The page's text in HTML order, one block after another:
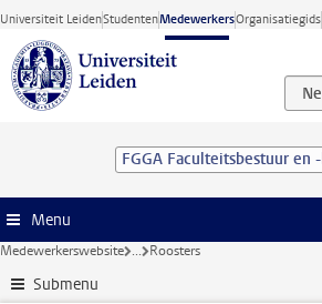
Ga direct naar de inhoud
Universiteit LeidenStudentenMedewerkersOrganisatiegids
Menu
Medewerkerswebsite ... Roosters
Submenu